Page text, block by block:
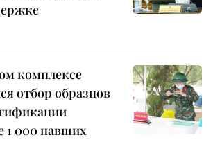
комплексе
отбор образцов
1 000 павших